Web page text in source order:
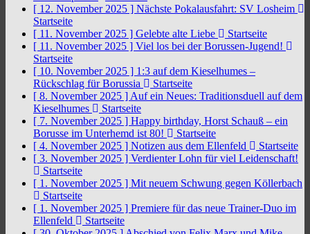
[ 12. November 2025 ] Nächste Pokalausfahrt: SV Losheim
Startseite
[ 11. November 2025 ] Gelebte alte Liebe
Startseite
[ 11. November 2025 ] Viel los bei der Borussen-Jugend!
Startseite
[ 10. November 2025 ] 1:3 auf dem Kieselhumes –
Rückschlag für Borussia
Startseite
[ 8. November 2025 ] Auf ein Neues: Traditionsduell auf dem
Kieselhumes
Startseite
[ 7. November 2025 ] Happy birthday, Horst Schauß – ein
Borusse im Unterhemd ist 80!
Startseite
[ 4. November 2025 ] Notizen aus dem Ellenfeld
Startseite
[ 3. November 2025 ] Verdienter Lohn für viel Leidenschaft!
Startseite
[ 1. November 2025 ] Mit neuem Schwung gegen Köllerbach
Startseite
[ 1. November 2025 ] Premiere für das neue Trainer-Duo im
Ellenfeld
Startseite